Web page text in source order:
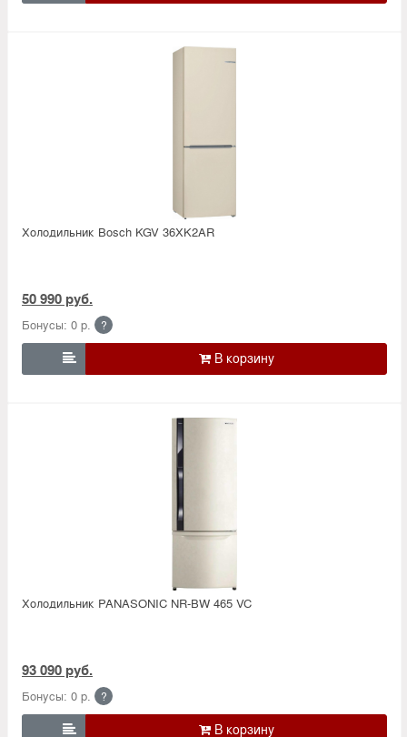
Холодильник Bosсh KGV 36XK2AR
50 990 руб.
Бонусы: 0 р. ?

Холодильник PANASONIC NR-BW 465 VC
93 090 руб.
Бонусы: 0 р. ?
